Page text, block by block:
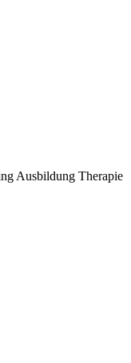
Ausbildung Therapie